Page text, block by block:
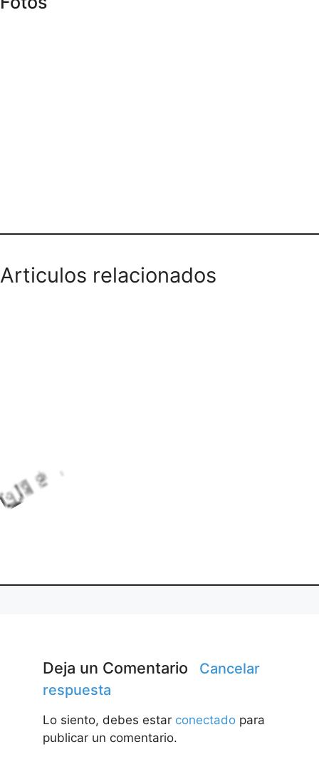
Articulos relacionados
L
i
Deja un Comentario
Cancelar
respuesta
Lo siento, debes estar conectado para
publicar un comentario.